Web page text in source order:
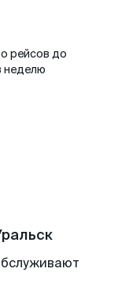
рейсов до
неделю